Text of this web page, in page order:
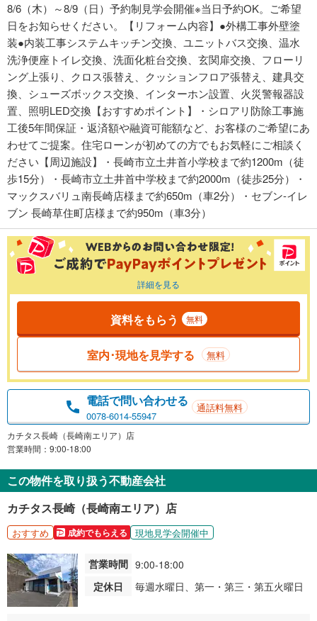
8/6（木）～8/9（日）予約制見学会開催※当日予約OK。ご希望
日をお知らせください。【リフォーム内容】●外構工事外壁塗
装●内装工事システムキッチン交換、ユニットバス交換、温水
洗浄便座トイレ交換、洗面化粧台交換、玄関扉交換、フローリ
ング上張り、クロス張替え、クッションフロア張替え、建具交
換、シューズボックス交換、インターホン設置、火災警報器設
置、照明LED交換【おすすめポイント】・シロアリ防除工事施
工後5年間保証・返済額や融資可能額など、お客様のご希望にあ
わせてご提案。住宅ローンが初めての方でもお気軽にご相談く
ださい【周辺施設】・長崎市立土井首小学校まで約1200m（徒
歩15分）・長崎市立土井首中学校まで約2000m（徒歩25分）・
マックスバリュ南長崎店様まで約650m（車2分）・セブン-イレ
ブン 長崎草住町店様まで約950m（車3分）
詳細を見る
資料をもらう 無料
室内･現地を見学する 無料
電話で問い合わせる
0078-6014-55947
通話料無料
カチタス長崎（長崎南エリア）店
営業時間：9:00-18:00
この物件を取り扱う不動産会社
カチタス長崎（長崎南エリア）店
おすすめ 成約でもらえる 現地見学会開催中
営業時間 9:00-18:00
定休日
毎週水曜日、第一・第三・第五火曜日